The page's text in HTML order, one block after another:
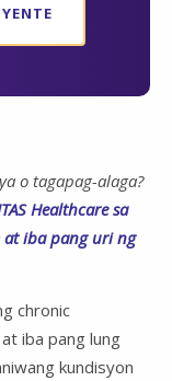
o tagapag-alaga?
Healthcare sa
at iba pang uri ng
chronic
iba pang lung
kundisyon